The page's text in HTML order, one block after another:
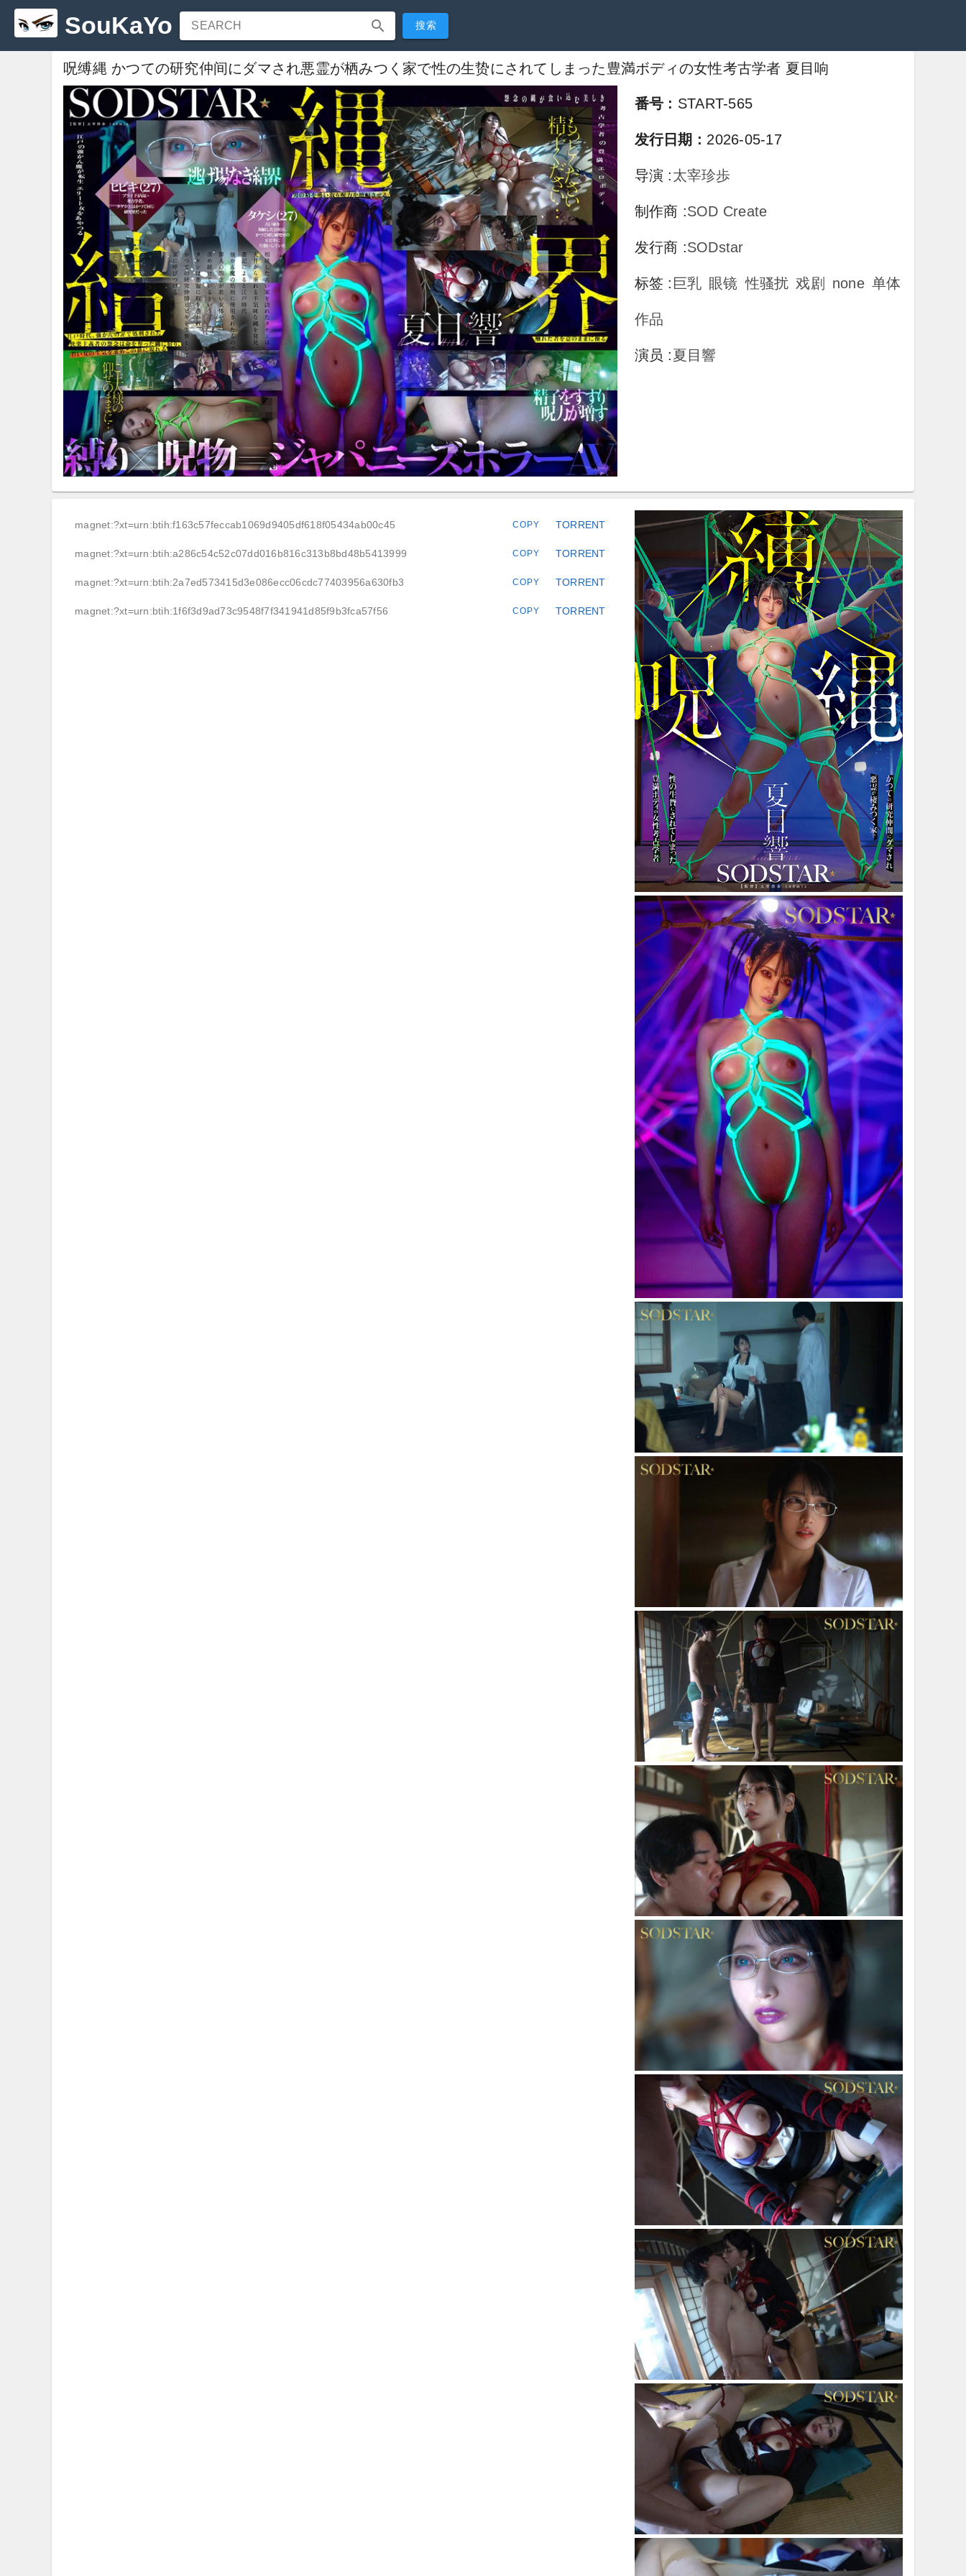
SouKaYo SEARCH 搜索
呪缚縄 かつての研究仲间にダマされ悪霊が栖みつく家で性の生贽にされてしまった豊満ボディの女性考古学者 夏目响
番号 : START-565
发行日期 : 2026-05-17
导演 :太宰珍歩
制作商 :SOD Create
发行商 :SODstar
标签 : 巨乳 眼镜 性骚扰 戏剧 none 单体
作品
演员 :夏目響
magnet:?xt=urn:btih:f163c57feccab1069d9405df618f05434ab00c45 COPY TORRENT
magnet:?xt=urn:btih:a286c54c52c07dd016b816c313b8bd48b5413999 COPY TORRENT
magnet:?xt=urn:btih:2a7ed573415d3e086ecc06cdc77403956a630fb3 COPY TORRENT
magnet:?xt=urn:btih:1f6f3d9ad73c9548f7f341941d85f9b3fca57f56 COPY TORRENT